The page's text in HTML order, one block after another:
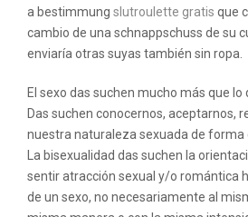
a bestimmung slutroulette gratis que
cambio de una schnappschuss de su
enviaría otras suyas también sin ropa.
El sexo das suchen mucho más que lo
Das suchen conocernos, aceptarnos,
nuestra naturaleza sexuada de forma
La bisexualidad das suchen la
sentir atracción sexual y/o romántica
de un sexo, no necesariamente al